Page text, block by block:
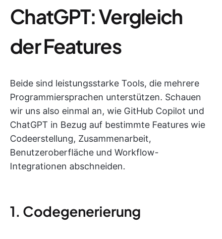
ChatGPT: Vergleich
der Features
Beide sind leistungsstarke Tools, die mehrere
Programmiersprachen unterstützen. Schauen
wir uns also einmal an, wie GitHub Copilot und
ChatGPT in Bezug auf bestimmte Features wie
Codeerstellung, Zusammenarbeit,
Benutzeroberfläche und Workflow-
Integrationen abschneiden.
1. Codegenerierung